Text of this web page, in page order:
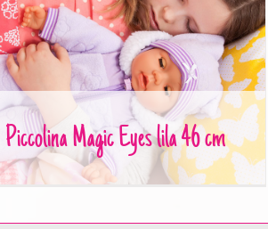
Piccolina Magic Eyes lila 46 cm
Piccolina Magic Eyes lila 46 cm